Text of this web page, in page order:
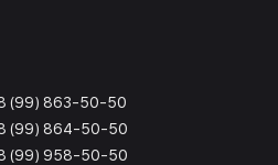
(99) 863-50-50
(99) 864-50-50
(99) 958-50-50